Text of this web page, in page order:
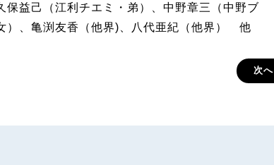
益己（江利チエミ・弟）、中野章三（中野ブ
）、亀渕友香（他界)、八代亜紀（他界） 他
次へ